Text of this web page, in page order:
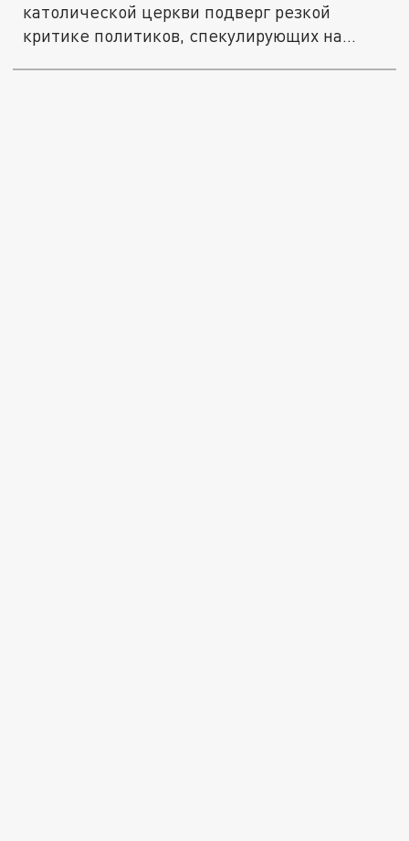
католической церкви подверг резкой
критике политиков, спекулирующих на